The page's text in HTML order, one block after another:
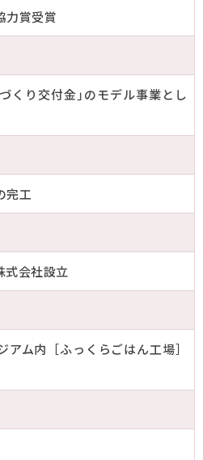
力賞受賞
くり交付金｣のモデル事業とし
完工
式会社設立
ム内［ふっくらごはん工場］